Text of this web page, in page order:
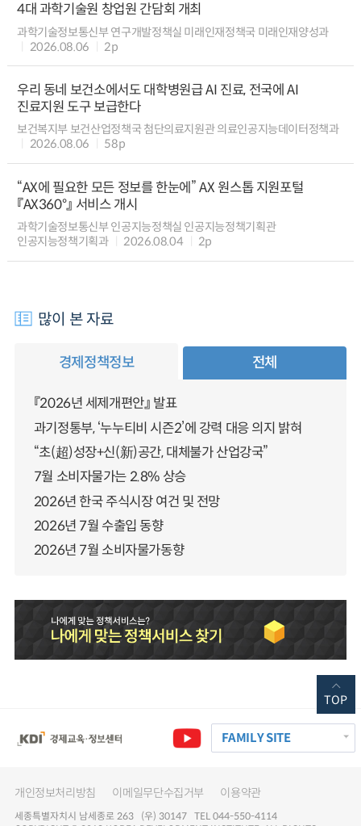
4대 과학기술원 창업원 간담회 개최
과학기술정보통신부 연구개발정책실 미래인재정책국 미래인재양성과
2026.08.06
2p
우리 동네 보건소에서도 대학병원급 AI 진료, 전국에 AI
진료지원 도구 보급한다
보건복지부 보건산업정책국 첨단의료지원관 의료인공지능데이터정책과
2026.08.06
58p
“AX에 필요한 모든 정보를 한눈에” AX 원스톱 지원포털
『AX360°』 서비스 개시
과학기술정보통신부 인공지능정책실 인공지능정책기획관
인공지능정책기획과
2026.08.04 2p
많이 본 자료
경제정책정보 전체
『2026년 세제개편안』 발표
과기정통부, ‘누누티비 시즌2’에 강력 대응 의지 밝혀
“초(超)성장+신(新)공간, 대체불가 산업강국”
7월 소비자물가는 2.8% 상승
2026년 한국 주식시장 여건 및 전망
2026년 7월 수출입 동향
2026년 7월 소비자물가동향
FAMILY SITE
개인정보처리방침 이메일무단수집거부 이용약관
세종특별자치시 남세종로 263 (우) 30147 TEL 044-550-4114
TOP